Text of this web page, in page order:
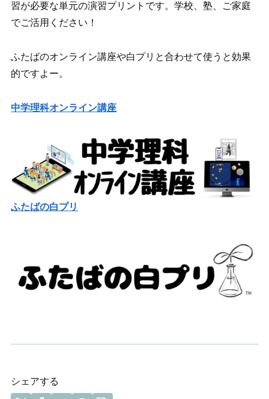
習が必要な単元の演習プリントです。学校、塾、ご家庭
でご活用ください！
ふたばのオンライン講座や白プリと合わせて使うと効果
的ですよー。
中学理科オンライン講座
ふたばの白プリ
シェアする